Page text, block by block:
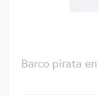
Barco pirata